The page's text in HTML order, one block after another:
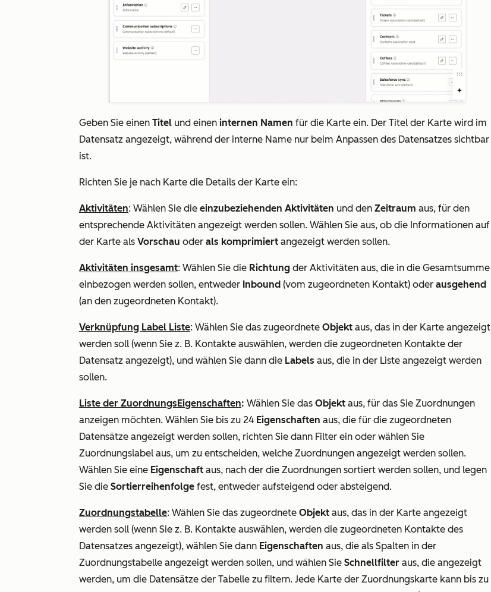
Geben Sie einen Titel und einen internen Namen für die Karte ein. Der Titel der Karte wird im
Datensatz angezeigt, während der interne Name nur beim Anpassen des Datensatzes sichtbar
ist.
Richten Sie je nach Karte die Details der Karte ein:
Aktivitäten: Wählen Sie die einzubeziehenden Aktivitäten und den Zeitraum aus, für den
entsprechende Aktivitäten angezeigt werden sollen. Wählen Sie aus, ob die Informationen auf
der Karte als Vorschau oder als komprimiert angezeigt werden sollen.
Aktivitäten insgesamt: Wählen Sie die Richtung der Aktivitäten aus, die in die Gesamtsumme
einbezogen werden sollen, entweder Inbound (vom zugeordneten Kontakt) oder ausgehend
(an den zugeordneten Kontakt).
Verknüpfung Label Liste: Wählen Sie das zugeordnete Objekt aus, das in der Karte angezeigt
werden soll (wenn Sie z. B. Kontakte auswählen, werden die zugeordneten Kontakte der
Datensatz angezeigt), und wählen Sie dann die Labels aus, die in der Liste angezeigt werden
sollen.
Liste der ZuordnungsEigenschaften: Wählen Sie das Objekt aus, für das Sie Zuordnungen
anzeigen möchten. Wählen Sie bis zu 24 Eigenschaften aus, die für die zugeordneten
Datensätze angezeigt werden sollen, richten Sie dann Filter ein oder wählen Sie
Zuordnungslabel aus, um zu entscheiden, welche Zuordnungen angezeigt werden sollen.
Wählen Sie eine Eigenschaft aus, nach der die Zuordnungen sortiert werden sollen, und legen
Sie die Sortierreihenfolge fest, entweder aufsteigend oder absteigend.
Zuordnungstabelle: Wählen Sie das zugeordnete Objekt aus, das in der Karte angezeigt
werden soll (wenn Sie z. B. Kontakte auswählen, werden die zugeordneten Kontakte des
Datensatzes angezeigt), wählen Sie dann Eigenschaften aus, die als Spalten in der
Zuordnungstabelle angezeigt werden sollen, und wählen Sie Schnellfilter aus, die angezeigt
werden, um die Datensätze der Tabelle zu filtern. Jede Karte der Zuordnungskarte kann bis zu